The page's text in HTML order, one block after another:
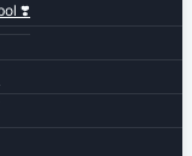
❣️